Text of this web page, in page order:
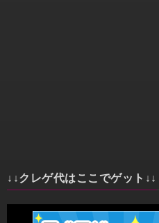
↓↓クレゲ代はここでゲット↓↓